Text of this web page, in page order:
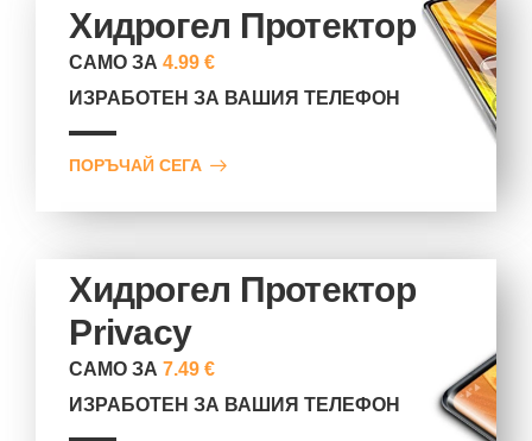
Хидрогел Протектор
САМО ЗА4.99 €
ИЗРАБОТЕН ЗА ВАШИЯ ТЕЛЕФОН
ПОРЪЧАЙ СЕГА
Хидрогел Протектор
Privacy
САМО ЗА7.49 €
ИЗРАБОТЕН ЗА ВАШИЯ ТЕЛЕФОН